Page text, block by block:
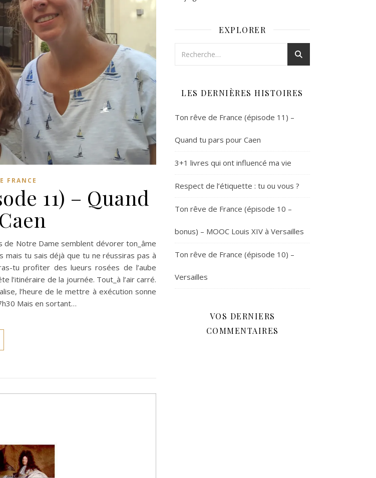
FRANCE
11) – Quand
de Notre Dame semblent dévorer ton_âme
mais tu sais déjà que tu ne réussiras pas à
tu profiter des lueurs rosées de l’aube
l’itinéraire de la journée. Tout_à l’air carré.
l’heure de le mettre à exécution sonne
Mais en sortant…
EXPLORER
LES DERNIÈRES HISTOIRES
Ton rêve de France (épisode 11) –
Quand tu pars pour Caen
3+1 livres qui ont influencé ma vie
Respect de l’étiquette : tu ou vous ?
Ton rêve de France (épisode 10 –
bonus) – MOOC Louis XIV à Versailles
Ton rêve de France (épisode 10) –
Versailles
VOS DERNIERS
COMMENTAIRES